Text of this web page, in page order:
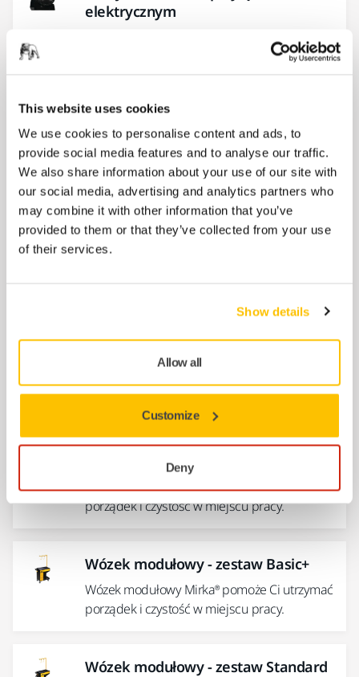
This website uses cookies
We use cookies to personalise content and ads, to
provide social media features and to analyse our traffic.
We also share information about your use of our site with
our social media, advertising and analytics partners who
may combine it with other information that you’ve
provided to them or that they’ve collected from your use
of their services.
Show details
Allow all
Customize
Deny
elektrycznym
Sekcja centralna do wózka modułowego
Wózek modułowy - zestaw
Standard+
Wózek modułowy Mirka® pomoże Ci utrzymać
porządek i czystość w miejscu pracy.
Wózek modułowy - zestaw Basic
Wózek modułowy - zestaw Premium
Wózek modułowy Mirka® pomoże Ci utrzymać
porządek i czystość w miejscu pracy.
Wózek modułowy - zestaw
Wózek modułowy Mirka® pomoże Ci utrzymać
porządek i czystość w miejscu pracy.
Wózek modułowy - zestaw Basic+
Wózek modułowy Mirka® pomoże Ci utrzymać
porządek i czystość w miejscu pracy.
Wózek modułowy - zestaw Standard